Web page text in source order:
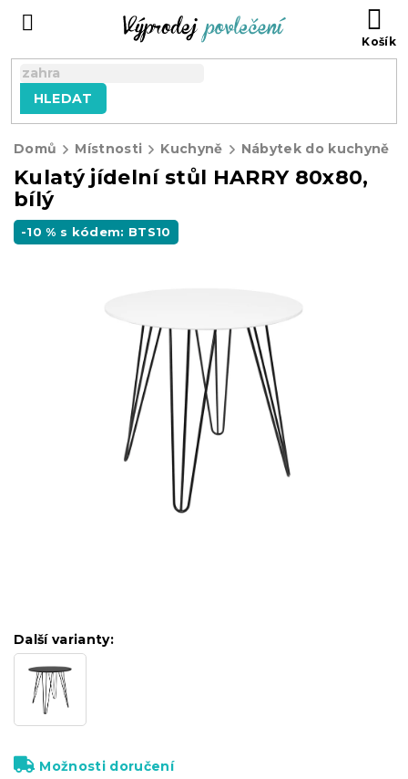
HLEDAT
Domů Místnosti Kuchyně Nábytek do kuchyně
Kulatý jídelní stůl HARRY 80x80,
bílý
-10 % s kódem: BTS10
Další varianty:
Možnosti doručení